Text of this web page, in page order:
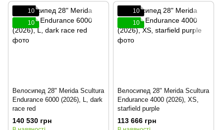
10
10
Велосипед 28" Merida Scultura
Endurance 6000 (2026), L, dark
race red
140 530 грн
10
10
Велосипед 28" Merida Scultura
Endurance 4000 (2026), XS,
starfield purple
113 666 грн